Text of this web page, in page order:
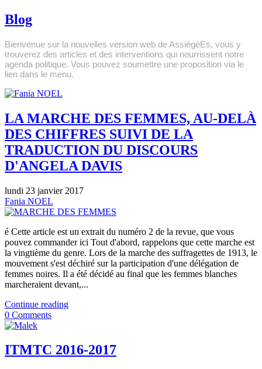
Blog
Bienvenue sur la nouvelles version web de AssiégéEs, vous y
trouverez des articles et des interventions qui nourrissent notre
agenda politique. Vous pouvez soumettre une proposition via le
lien dans le menu.
LA MARCHE DES FEMMES, AU-DELÀ
DES CHIFFRES SUIVI DE LA
TRADUCTION DU DISCOURS
D'ANGELA DAVIS
lundi 23 janvier 2017
Fania NOEL
é Cette article est un extrait du numéro 2 de la revue, que vous
pouvez commander ici Tout d'abord, rappelons que cette marche est
la vingtième du genre. Lors de la marche des suffragettes de 1913, le
mouvement s'est déchiré sur la participation d'une délégation de
femmes noires. Il a été décidé au final que les femmes blanches
marcheraient devant,...
Continue reading
0 Comments
ITMTC 2016-2017